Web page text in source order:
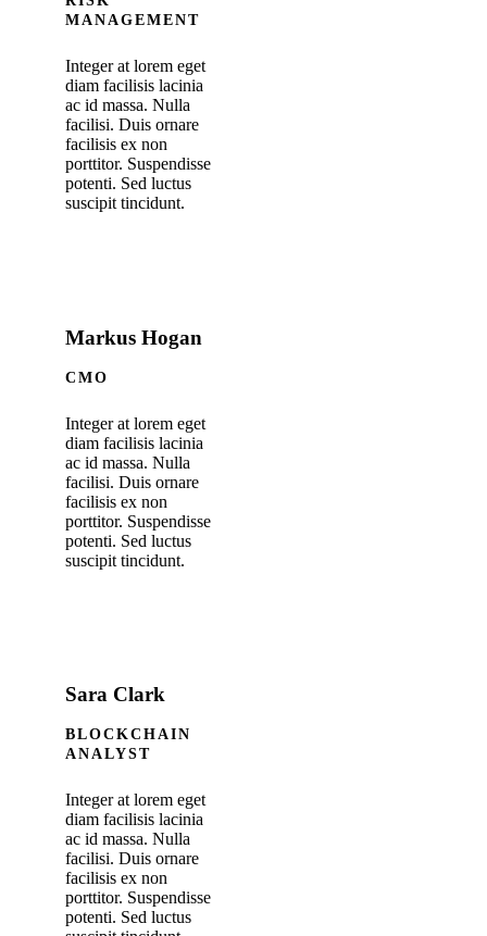
MANAGEMENT
Integer at lorem eget
diam facilisis lacinia
ac id massa. Nulla
facilisi. Duis ornare
facilisis ex non
porttitor. Suspendisse
potenti. Sed luctus
suscipit tincidunt.
Markus Hogan
CMO
Integer at lorem eget
diam facilisis lacinia
ac id massa. Nulla
facilisi. Duis ornare
facilisis ex non
porttitor. Suspendisse
potenti. Sed luctus
suscipit tincidunt.
Sara Clark
BLOCKCHAIN
ANALYST
Integer at lorem eget
diam facilisis lacinia
ac id massa. Nulla
facilisi. Duis ornare
facilisis ex non
porttitor. Suspendisse
potenti. Sed luctus